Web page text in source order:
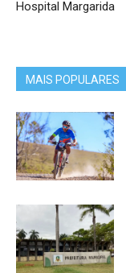
Hospital Margarida
MAIS POPULARES